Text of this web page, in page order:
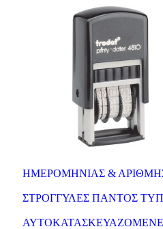
ΗΜΕΡΟΜΗΝΙΑΣ &
ΣΤΡΟΓΓΥΛΕΣ ΠΑΝΤΟΣ